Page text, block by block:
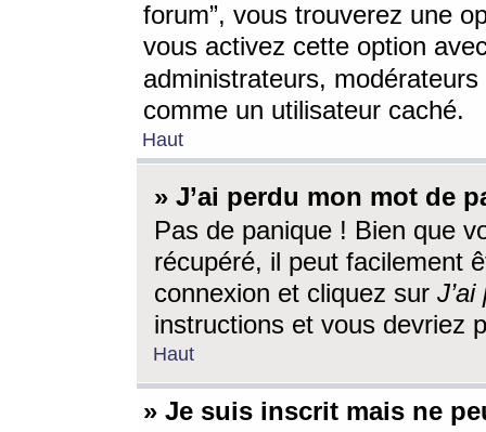
forum”, vous trouverez une
vous activez cette option
administrateurs,
comme un utilisateur caché.
Haut
» J’ai perdu mon mot de
Pas de panique ! Bien que
récupéré, il peut facilement
connexion et cliquez sur
instructions et vous devriez
Haut
» Je suis inscrit mais ne